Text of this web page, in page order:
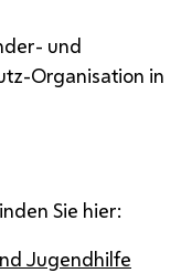
und
Organisation in
Sie hier:
Jugendhilfe